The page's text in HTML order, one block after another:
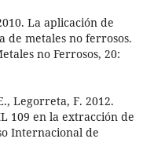
La aplicación de
de metales no ferrosos.
no Ferrosos, 20:
Legorreta, F. 2012.
109 en la extracción de
Internacional de